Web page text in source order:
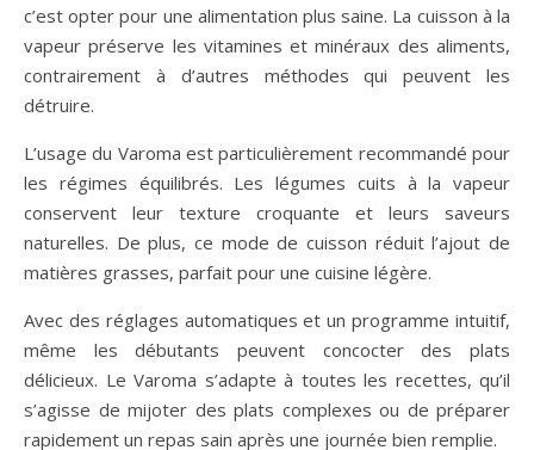
c’est opter pour une alimentation plus saine. La cuisson à la
vapeur préserve les vitamines et minéraux des aliments,
contrairement à d’autres méthodes qui peuvent les
détruire.
L’usage du Varoma est particulièrement recommandé pour
les régimes équilibrés. Les légumes cuits à la vapeur
conservent leur texture croquante et leurs saveurs
naturelles. De plus, ce mode de cuisson réduit l’ajout de
matières grasses, parfait pour une cuisine légère.
Avec des réglages automatiques et un programme intuitif,
même les débutants peuvent concocter des plats
délicieux. Le Varoma s’adapte à toutes les recettes, qu’il
s’agisse de mijoter des plats complexes ou de préparer
rapidement un repas sain après une journée bien remplie.